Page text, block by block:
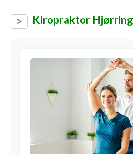
Kiropraktor Hjørring